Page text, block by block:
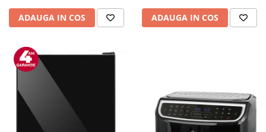
ADAUGA IN COS ADAUGA IN COS